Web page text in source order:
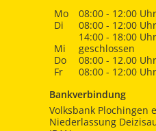
Mo
08:00 - 12:00 Uhr
Di
08:00 - 12:00 Uhr
14:00 - 18:00 Uhr
Mi
geschlossen
Do
08:00 - 12.00 Uhr
Fr
08:00 - 12:00 Uhr
Bankverbindung
Volksbank Plochingen
Niederlassung